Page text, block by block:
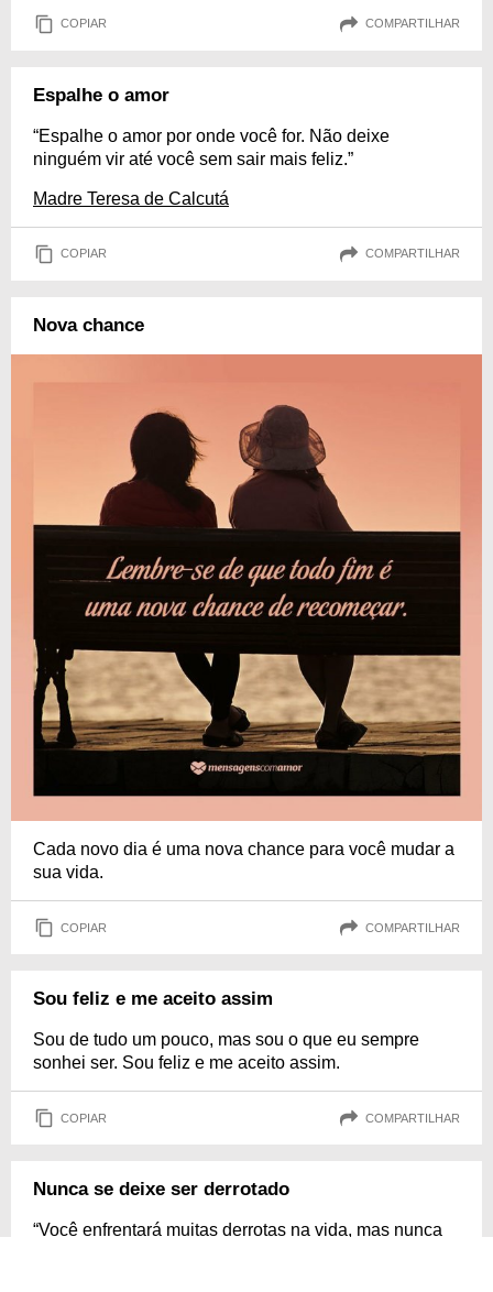
COPIAR COMPARTILHAR
Espalhe o amor
“Espalhe o amor por onde você for. Não deixe
ninguém vir até você sem sair mais feliz.”
Madre Teresa de Calcutá
COPIAR COMPARTILHAR
Nova chance
Cada novo dia é uma nova chance para você mudar a
sua vida.
COPIAR COMPARTILHAR
Sou feliz e me aceito assim
Sou de tudo um pouco, mas sou o que eu sempre
sonhei ser. Sou feliz e me aceito assim.
COPIAR COMPARTILHAR
Nunca se deixe ser derrotado
“Você enfrentará muitas derrotas na vida, mas nunca